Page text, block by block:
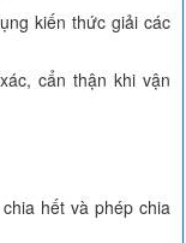
kiến thức giải các
cẩn thận khi vận
hết và phép chia